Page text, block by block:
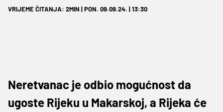
VRIJEME ČITANJA: 2MIN | PON. 09.09.24. | 13:30
Neretvanac je odbio mogućnost da
ugoste Rijeku u Makarskoj, a Rijeka će